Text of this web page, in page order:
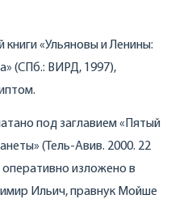
«Ульяновы и Ленины:
(СПб.: ВИРД, 1997),
под заглавием «Пятый
(Тель-Авив. 2000. 22
оперативно изложено в
Ильич, правнук Мойше